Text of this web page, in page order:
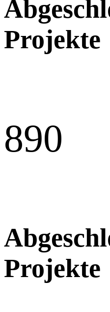
Projekte
890
Projekte